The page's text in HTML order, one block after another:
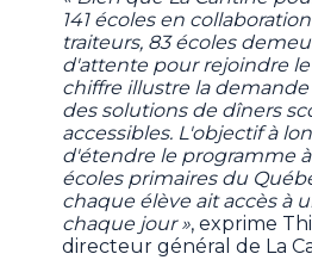
141 écoles en
traiteurs, 83 écoles
d'attente pour rejoindre
chiffre illustre la
des solutions de dîners
accessibles. L'objectif à
d'étendre le programme
écoles primaires du
chaque élève ait accès à
chaque jour », exprime
directeur général de La